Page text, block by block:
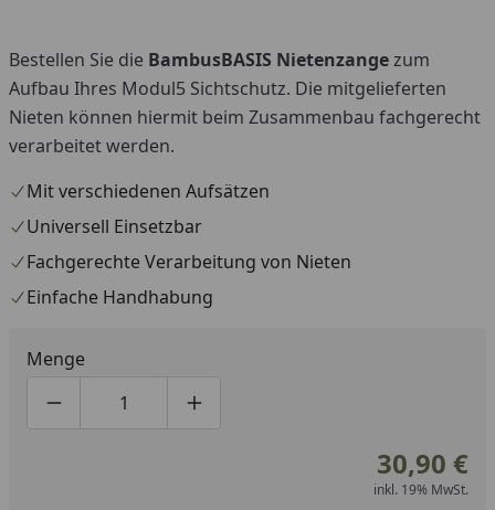
Bestellen Sie die BambusBASIS Nietenzangezum
Aufbau Ihres Modul5 Sichtschutz. Die mitgelieferten
Nieten können hiermit beim Zusammenbau fachgerecht
verarbeitet werden.
Mit verschiedenen Aufsätzen
Universell Einsetzbar
Fachgerechte Verarbeitung von Nieten
Einfache Handhabung
Menge
Produktmenge um eins verringern
Produktmenge manuell eingeben
Produktmenge um eins erhöhen
30,90 €
inkl. 19% MwSt.